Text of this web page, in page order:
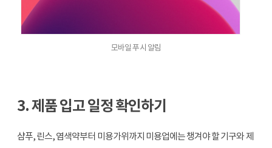
모바일 푸시 알림
3. 제품 입고 일정 확인하기
샴푸, 린스, 염색약부터 미용가위까지 미용업에는 챙겨야 할 기구와 제